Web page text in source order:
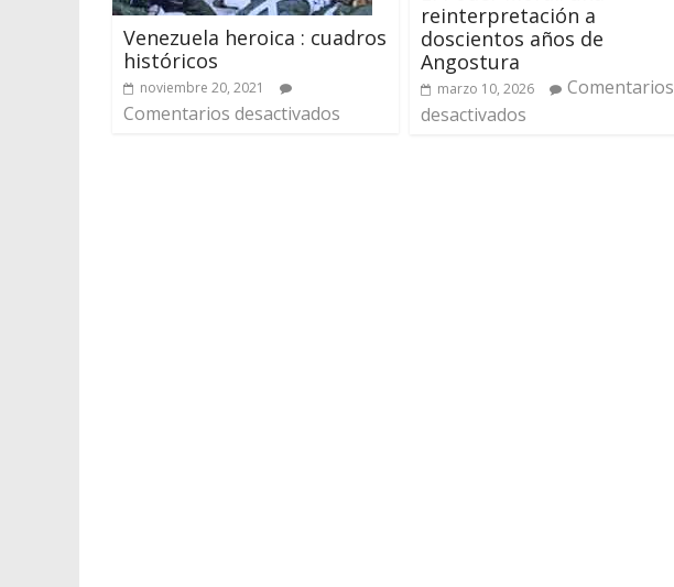
Venezuela heroica : cuadros
históricos
noviembre 20, 2021
Comentarios desactivados
reinterpretación a
doscientos años de
Angostura
marzo 10, 2026
Comentarios
desactivados